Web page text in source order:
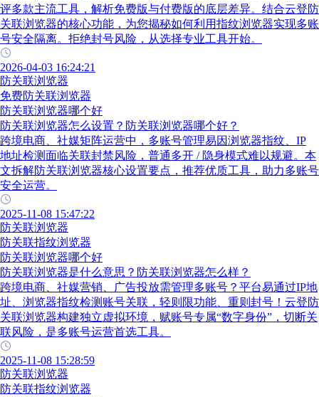
评多款主流工具，解析免费版与付费版的底层差异。结合云登防
关联浏览器的核心功能，为您揭秘如何利用指纹浏览器实现多账
号安全隔离。拒绝封号风险，从选择专业工具开始。
2026-04-03 16:24:21
防关联浏览器
免费防关联浏览器
防关联浏览器哪个好
防关联浏览器怎么设置？防关联浏览器哪个好？
跨境电商、社媒矩阵运营中，多账号管理易因浏览器指纹、IP
地址检测面临关联封禁风险，普通多开 / 隐身模式难以规避。本
文拆解防关联浏览器核心设置要点，推荐优质工具，助力多账号
安全运营。
2025-11-08 15:47:22
防关联浏览器
防关联指纹浏览器
防关联浏览器哪个好
防关联浏览器是什么意思？防关联浏览器怎么样？
跨境电商、社媒营销、广告投放需管理多账号？平台易通过IP地
址、浏览器指纹检测账号关联，轻则限功能、重则封号！云登防
关联浏览器构建独立虚拟环境，赋账号专属“数字身份”，切断关
联风险，是多账号运营首选工具。
2025-11-08 15:28:59
防关联浏览器
防关联指纹浏览器